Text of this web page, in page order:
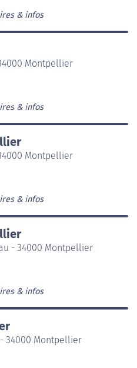
& infos
Montpellier
& infos
Montpellier
& infos
- 34000 Montpellier
& infos
- 34000 Montpellier